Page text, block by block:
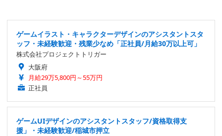
ゲームイラスト・キャラクターデザインのアシスタントスタ
ッフ・未経験歓迎・残業少なめ「正社員/月給30万以上可」
株式会社プロジェクトトリガー
大阪府
月給29万5,800円～55万円
正社員
ゲームUIデザインのアシスタントスタッフ/資格取得支
援」・未経験歓迎/稲城市押立